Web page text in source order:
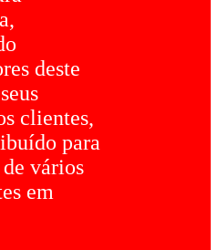
deste
clientes,
para
de vários
em